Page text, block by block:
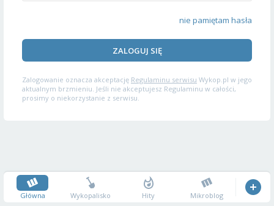
nie pamiętam hasła
ZALOGUJ SIĘ
Zalogowanie oznacza akceptację Regulaminu serwisu Wykop.pl w jego
aktualnym brzmieniu. Jeśli nie akceptujesz Regulaminu w całości,
prosimy o niekorzystanie z serwisu.
Główna Wykopalisko Hity Mikroblog